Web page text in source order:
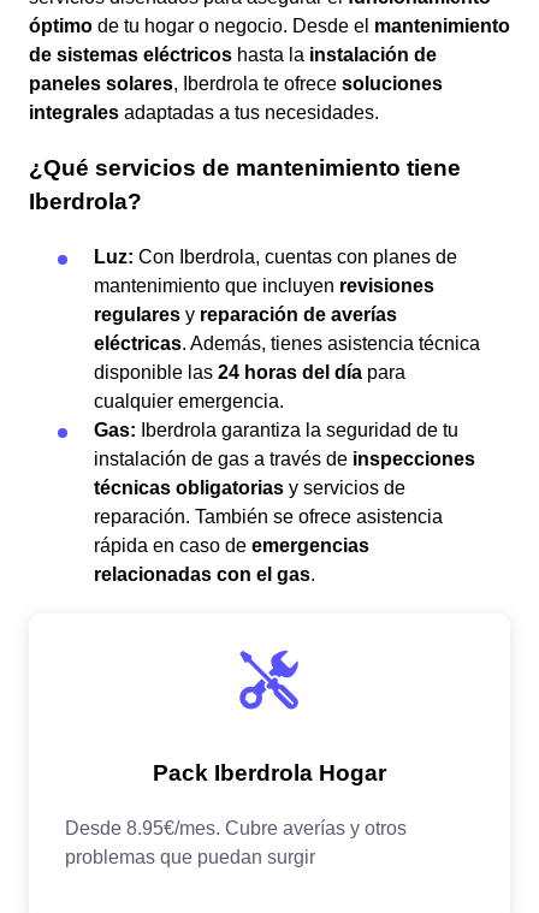
óptimo de tu hogar o negocio. Desde el mantenimiento
de sistemas eléctricos hasta la instalación de
paneles solares, Iberdrola te ofrece soluciones
integrales adaptadas a tus necesidades.
¿Qué servicios de mantenimiento tiene
Iberdrola?
Luz: Con Iberdrola, cuentas con planes de
mantenimiento que incluyen revisiones
regulares y reparación de averías
eléctricas. Además, tienes asistencia técnica
disponible las 24 horas del día para
cualquier emergencia.
Gas: Iberdrola garantiza la seguridad de tu
instalación de gas a través de inspecciones
técnicas obligatorias y servicios de
reparación. También se ofrece asistencia
rápida en caso de emergencias
relacionadas con el gas.